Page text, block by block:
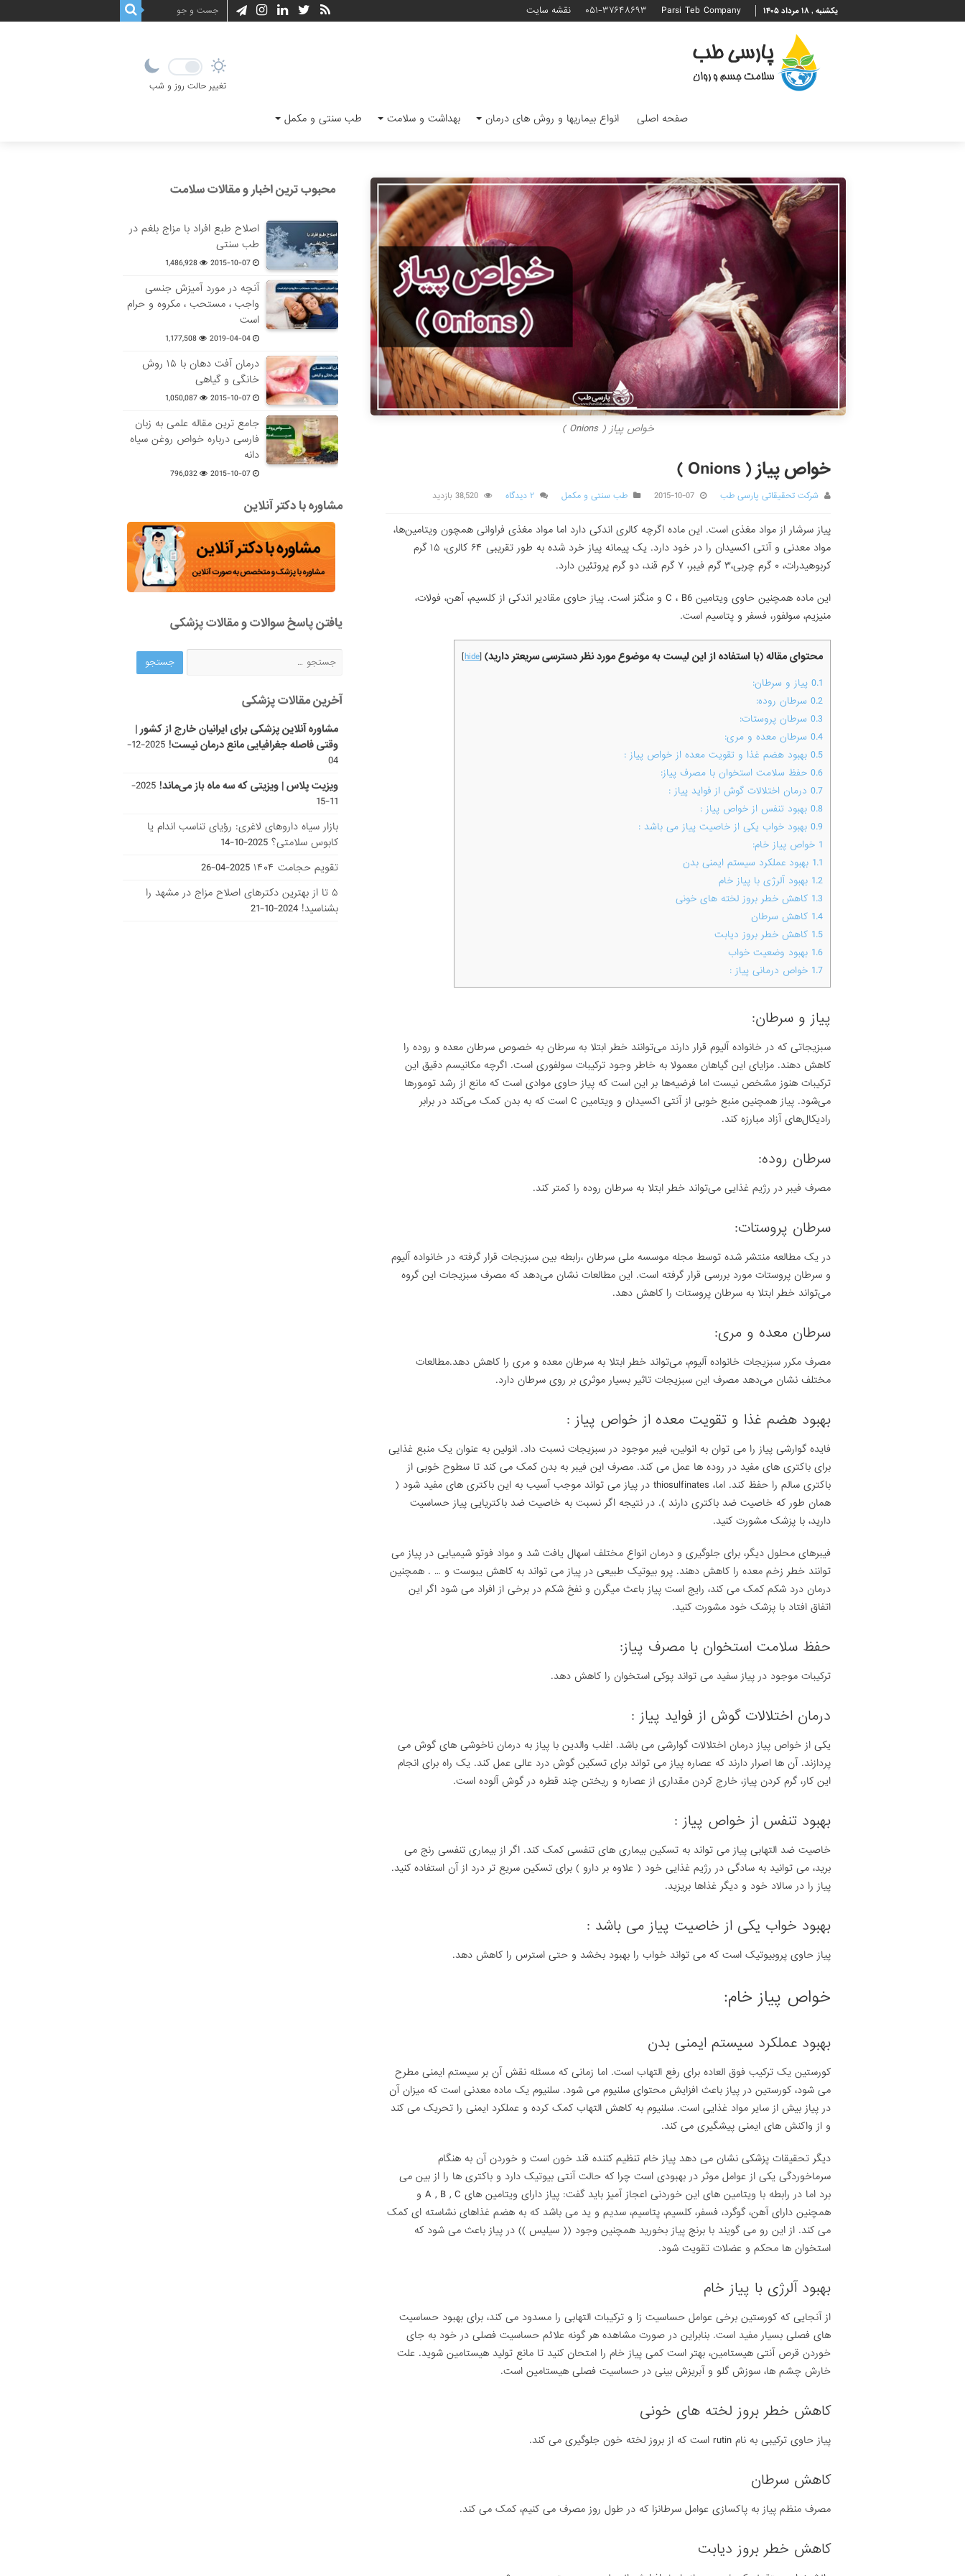
یکشنبه , ۱۸ مرداد ۱۴۰۵ Parsi Teb Company ۰۵۱-۳۷۶۴۸۶۹۳ نقشه سایت
تغییر حالت روز و شب
صفحه اصلی انواع بیماریها و روش های درمان بهداشت و سلامت طب سنتی و مکمل
خواص پیاز ( Onions )
خواص پیاز ( Onions )
شرکت تحقیقاتی پارسی طب 2015-10-07 طب سنتی و مکمل ۲ دیدگاه 38,520 بازدید
پیاز سرشار از مواد مغذی است. این ماده اگرچه کالری اندکی دارد اما مواد مغذی فراوانی همچون ویتامین‌ها،
مواد معدنی و آنتی اکسیدان را در خود دارد. یک پیمانه پیاز خرد شده به طور تقریبی ۶۴ کالری، ۱۵ گرم
کربوهیدرات، ۰ گرم چربی،۳ گرم فیبر، ۷ گرم قند، دو گرم پروتئین دارد.
این ماده همچنین حاوی ویتامین C ، B6 و منگنز است. پیاز حاوی مقادیر اندکی از کلسیم، آهن، فولات،
منیزیم، سولفور، فسفر و پتاسیم است.
محتوای مقاله (با استفاده از این لیست به موضوع مورد نظر دسترسی سریعتر دارید) [
hide
]
0.1 پیاز و سرطان:
0.2 سرطان روده:
0.3 سرطان پروستات:
0.4 سرطان معده و مری:
0.5 بهبود هضم غذا و تقویت معده از خواص پیاز :
0.6 حفظ سلامت استخوان با مصرف پیاز:
0.7 درمان اختلالات گوش از فواید پیاز :
0.8 بهبود تنفس از خواص پیاز :
0.9 بهبود خواب یکی از خاصیت پیاز می باشد :
1 خواص پیاز خام:
1.1 بهبود عملکرد سیستم ایمنی بدن
1.2 بهبود آلرژی با پیاز خام
1.3 کاهش خطر بروز لخته های خونی
1.4 کاهش سرطان
1.5 کاهش خطر بروز دیابت
1.6 بهبود وضعیت خواب
1.7 خواص درمانی پیاز :
پیاز و سرطان:
سبزیجاتی که در خانواده آلیوم قرار دارند می‌توانند خطر ابتلا به سرطان به خصوص سرطان معده و روده را
کاهش دهند. مزایای این گیاهان معمولا به خاطر وجود ترکیبات سولفوری است. اگرچه مکانیسم دقیق این
ترکیبات هنوز مشخص نیست اما فرضیه‌ها بر این است که پیاز حاوی موادی است که مانع از رشد تومورها
می‌شود. پیاز همچنین منبع خوبی از آنتی اکسیدان و ویتامین C است که به بدن کمک می‌کند در برابر
رادیکال‌های آزاد مبارزه کند.
سرطان روده:
مصرف فیبر در رژیم غذایی می‌تواند خطر ابتلا به سرطان روده را کمتر کند.
سرطان پروستات:
در یک مطالعه منتشر شده توسط مجله موسسه ملی سرطان ،رابطه بین سبزیجات قرار گرفته در خانواده آلیوم
و سرطان پروستات مورد بررسی قرار گرفته است. این مطالعات نشان می‌دهد که مصرف سبزیجات این گروه
می‌تواند خطر ابتلا به سرطان پروستات را کاهش دهد.
سرطان معده و مری:
مصرف مکرر سبزیجات خانواده آلیوم، می‌تواند خطر ابتلا به سرطان معده و مری را کاهش دهد.مطالعات
مختلف نشان می‌دهد مصرف این سبزیجات تاثیر بسیار موثری بر روی سرطان دارد.
بهبود هضم غذا و تقویت معده از خواص پیاز :
فایده گوارشی پیاز را می توان به انولین، فیبر موجود در سبزیجات نسبت داد. انولین به عنوان یک منبع غذایی
برای باکتری های مفید در روده ها عمل می کند. مصرف این فیبر به بدن کمک می کند تا سطوح خوبی از
باکتری سالم را حفظ کند. اما، thiosulfinates در پیاز می تواند موجب آسیب به این باکتری های مفید شود (
همان طور که خاصیت ضد باکتری دارند ). در نتیجه اگر نسبت به خاصیت ضد باکتریایی پیاز حساسیت
دارید، با پزشک مشورت کنید.
فیبرهای محلول دیگر، برای جلوگیری و درمان انواع مختلف اسهال یافت شد و مواد فوتو شیمیایی در پیاز می
توانند خطر زخم معده را کاهش دهند. پرو بیوتیک طبیعی در پیاز می تواند به کاهش یبوست و … . همچنین
درمان درد شکم کمک می کند، رایج است پیاز باعث میگرن و نفخ شکم در برخی از افراد می شود اگر این
اتفاق افتاد با پزشک خود مشورت کنید.
حفظ سلامت استخوان با مصرف پیاز:
ترکیبات موجود در پیاز سفید می تواند پوکی استخوان را کاهش دهد.
درمان اختلالات گوش از فواید پیاز :
یکی از خواص پیاز درمان اختلالات گوارشی می باشد. اغلب والدین با پیاز به درمان ناخوشی های گوش می
پردازند. آن ها اصرار دارند که عصاره پیاز می تواند برای تسکین گوش درد عالی عمل کند. یک راه برای انجام
این کار، گرم کردن پیاز، خارج کردن مقداری از عصاره و ریختن چند قطره در گوش آلوده است.
بهبود تنفس از خواص پیاز :
خاصیت ضد التهابی پیاز می تواند به تسکین بیماری های تنفسی کمک کند. اگر از بیماری تنفسی رنج می
برید، می توانید به سادگی در رژیم غذایی خود ( علاوه بر دارو ) برای تسکین سریع تر درد از آن استفاده کنید.
پیاز را در سالاد خود و دیگر غذاها بریزید.
بهبود خواب یکی از خاصیت پیاز می باشد :
پیاز حاوی پروبیوتیک است که می تواند خواب را بهبود بخشد و حتی استرس را کاهش دهد.
خواص پیاز خام:
بهبود عملکرد سیستم ایمنی بدن
کورستین یک ترکیب فوق العاده برای رفع التهاب است. اما زمانی که مسئله نقش آن بر سیستم ایمنی مطرح
می شود، کورستین در پیاز باعث افزایش محتوای سلنیوم می شود. سلنیوم یک ماده معدنی است که میزان آن
در پیاز بیش از سایر مواد غذایی است. سلنیوم به کاهش التهاب کمک کرده و عملکرد ایمنی را تحریک می کند
و از واکنش های ایمنی پیشگیری می کند.
دیگر تحقیقات پزشکی نشان می دهد پیاز خام تنظیم کننده قند خون است و خوردن آن به هنگام
سرماخوردگی یکی از عوامل موثر در بهبودی است چرا که حالت آنتی بیوتیک دارد و باکتری ها را از بین می
برد اما در رابطه با ویتامین های این خوردنی اعجاز آمیز باید گفت: پیاز دارای ویتامین های A , B , C و
همچنین دارای آهن، گوگرد، فسفر، کلسیم، پتاسیم، سدیم و ید می باشد که به هضم غذاهای نشاسته ای کمک
می کند. از این رو می گویند با برنج پیاز بخورید همچنین وجود (( سیلیس )) در پیاز باعث می شود که
استخوان ها محکم و عضلات تقویت شود.
بهبود آلرژی با پیاز خام
از آنجایی که کورستین برخی عوامل حساسیت زا و ترکیبات التهابی را مسدود می کند، برای بهبود حساسیت
های فصلی بسیار مفید است. بنابراین در صورت مشاهده هر گونه علائم حساسیت فصلی در خود به جای
خوردن قرص آنتی هیستامین، بهتر است کمی پیاز خام را امتحان کنید تا مانع تولید هیستامین شوید. علت
خارش چشم ها، سوزش گلو و آبریزش بینی در حساسیت فصلی هیستامین است.
کاهش خطر بروز لخته های خونی
پیاز حاوی ترکیبی به نام rutin است که از بروز لخته خون جلوگیری می کند.
کاهش سرطان
مصرف منظم پیاز به پاکسازی عوامل سرطانزا که در طول روز مصرف می کنیم، کمک می کند.
کاهش خطر بروز دیابت
محبوب ترین اخبار و مقالات سلامت
اصلاح طبع افراد با مزاج بلغم در
طب سنتی
2015-10-07
1,486,928
آنچه در مورد آمیزش جنسی
واجب ، مستحب ، مکروه و حرام
است
2019-04-04
1,177,508
درمان آفت دهان با ۱۵ روش
خانگی و گیاهی
2015-10-07
1,050,087
جامع ترین مقاله علمی به زبان
فارسی درباره خواص روغن سیاه
دانه
2015-10-07
796,032
مشاوره با دکتر آنلاین
یافتن پاسخ سوالات و مقالات پزشکی
آخرین مقالات پزشکی
مشاوره آنلاین پزشکی برای ایرانیان خارج از کشور |
وقتی فاصله جغرافیایی مانع درمان نیست!
2025-12-
04
ویزیت پلاس | ویزیتی که سه ماه باز می‌ماند!
2025-
11-15
بازار سیاه داروهای لاغری: رؤیای تناسب اندام یا
کابوس سلامتی؟ 2025-10-14
تقویم حجامت ۱۴۰۴
2025-04-26
۵ تا از بهترین دکتر‌های اصلاح مزاج در مشهد را
بشناسید! 2024-10-21